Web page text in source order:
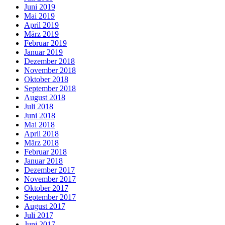
Juni 2019
Mai 2019
April 2019
März 2019
Februar 2019
Januar 2019
Dezember 2018
November 2018
Oktober 2018
September 2018
August 2018
Juli 2018
Juni 2018
Mai 2018
April 2018
März 2018
Februar 2018
Januar 2018
Dezember 2017
November 2017
Oktober 2017
September 2017
August 2017
Juli 2017